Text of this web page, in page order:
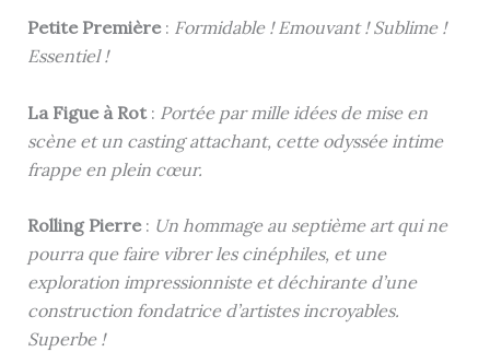
Petite Première: Formidable ! Emouvant ! Sublime !
Essentiel !
La Figue à Rot: Portée par mille idées de mise en
scène et un casting attachant, cette odyssée intime
frappe en plein cœur.
Rolling Pierre: Un hommage au septième art qui ne
pourra que faire vibrer les cinéphiles, et une
exploration impressionniste et déchirante d’une
construction fondatrice d’artistes incroyables.
Superbe !